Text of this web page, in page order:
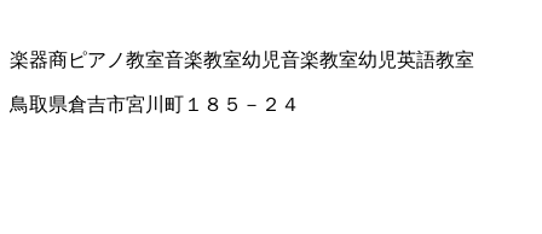
楽器商ピアノ教室音楽教室幼児音楽教室幼児英語教室
鳥取県倉吉市宮川町１８５－２４